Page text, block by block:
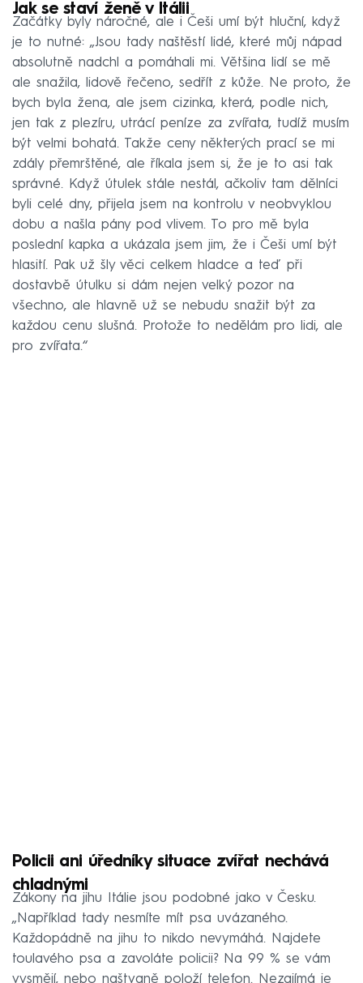
Jak se staví ženě v Itálii
Začátky byly náročné, ale i Češi umí být hluční, když
je to nutné: „Jsou tady naštěstí lidé, které můj nápad
absolutně nadchl a pomáhali mi. Většina lidí se mě
ale snažila, lidově řečeno, sedřít z kůže. Ne proto, že
bych byla žena, ale jsem cizinka, která, podle nich,
jen tak z plezíru, utrácí peníze za zvířata, tudíž musím
být velmi bohatá. Takže ceny některých prací se mi
zdály přemrštěné, ale říkala jsem si, že je to asi tak
správné. Když útulek stále nestál, ačkoliv tam dělníci
byli celé dny, přijela jsem na kontrolu v neobvyklou
dobu a našla pány pod vlivem. To pro mě byla
poslední kapka a ukázala jsem jim, že i Češi umí být
hlasití. Pak už šly věci celkem hladce a teď při
dostavbě útulku si dám nejen velký pozor na
všechno, ale hlavně už se nebudu snažit být za
každou cenu slušná. Protože to nedělám pro lidi, ale
pro zvířata.“
Policii ani úředníky situace zvířat nechává
chladnými
Zákony na jihu Itálie jsou podobné jako v Česku.
„Například tady nesmíte mít psa uvázaného.
Každopádně na jihu to nikdo nevymáhá. Najdete
toulavého psa a zavoláte policii? Na 99 % se vám
vysmějí, nebo naštvaně položí telefon. Nezajímá je